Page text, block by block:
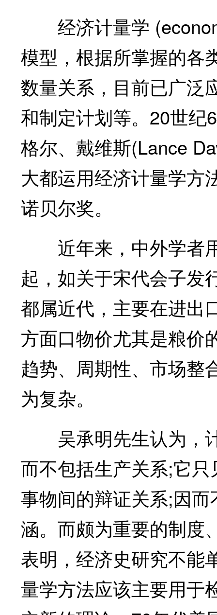
经济计量学
模型，根据所掌握的各
数量关系，目前已广泛
和制定计划等。20世纪
格尔、戴维斯(Lance
大都运用经济计量学方
诺贝尔奖。
近年来，中外学者
起，如关于宋代会子发
都属近代，主要在进出
方面口物价尤其是粮价
趋势、周期性、市场整
为复杂。
吴承明先生认为，
而不包括生产关系;它
事物间的辩证关系;因
涵。而颇为重要的制度
表明，经济史研究不能
量学方法应该主要用于